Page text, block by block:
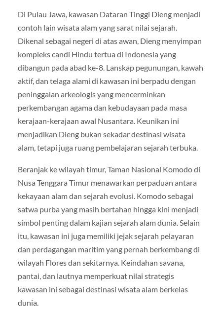
Di Pulau Jawa, kawasan Dataran Tinggi Dieng menjadi
contoh lain wisata alam yang sarat nilai sejarah.
Dikenal sebagai negeri di atas awan, Dieng menyimpan
kompleks candi Hindu tertua di Indonesia yang
dibangun pada abad ke-8. Lanskap pegunungan, kawah
aktif, dan telaga alami di kawasan ini berpadu dengan
peninggalan arkeologis yang mencerminkan
perkembangan agama dan kebudayaan pada masa
kerajaan-kerajaan awal Nusantara. Keunikan ini
menjadikan Dieng bukan sekadar destinasi wisata
alam, tetapi juga ruang pembelajaran sejarah terbuka.
Beranjak ke wilayah timur, Taman Nasional Komodo di
Nusa Tenggara Timur menawarkan perpaduan antara
kekayaan alam dan sejarah evolusi. Komodo sebagai
satwa purba yang masih bertahan hingga kini menjadi
simbol penting dalam kajian sejarah alam dunia. Selain
itu, kawasan ini juga memiliki jejak sejarah pelayaran
dan perdagangan maritim yang pernah berkembang di
wilayah Flores dan sekitarnya. Keindahan savana,
pantai, dan lautnya memperkuat nilai strategis
kawasan ini sebagai destinasi wisata alam berkelas
dunia.